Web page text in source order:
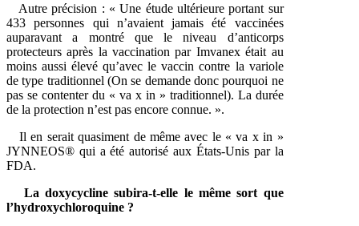
Autre précision : « Une étude ultérieure portant sur
433 personnes qui n’avaient jamais été vaccinées
auparavant a montré que le niveau d’anticorps
protecteurs après la vaccination par Imvanex était au
moins aussi élevé qu’avec le vaccin contre la variole
de type traditionnel (On se demande donc pourquoi ne
pas se contenter du « va x in » traditionnel). La durée
de la protection n’est pas encore connue. ».
Il en serait quasiment de même avec le « va x in »
JYNNEOS® qui a été autorisé aux États-Unis par la
FDA.
La doxycycline subira-t-elle le même sort que
l’hydroxychloroquine ?